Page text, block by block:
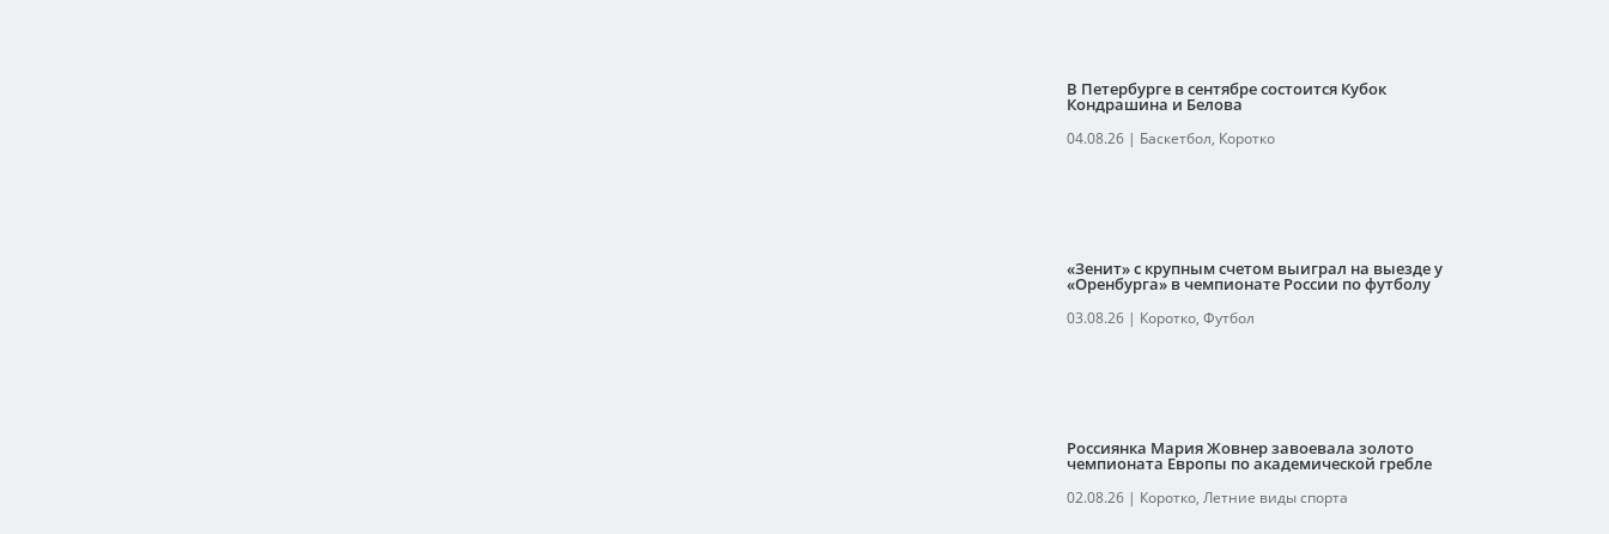
В Петербурге в сентябре состоится Кубок
Кондрашина и Белова
04.08.26| Баскетбол, Коротко
«Зенит» с крупным счетом выиграл на выезде у
«Оренбурга» в чемпионате России по футболу
03.08.26| Коротко, Футбол
Россиянка Мария Жовнер завоевала золото
чемпионата Европы по академической гребле
02.08.26| Коротко, Летние виды спорта